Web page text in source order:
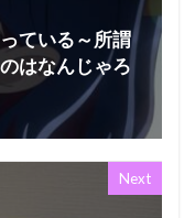
ている～所謂
はなんじゃろ
Next